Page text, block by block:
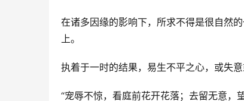
在诸多因缘的影响下，所求不得是很自然
上。
执着于一时的结果，易生不平之心，或失
“宠辱不惊，看庭前花开花落；去留无意，